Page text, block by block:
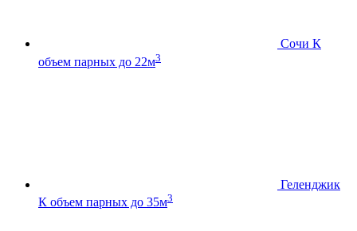
Сочи К
объем парных до 22м3
Геленджик
К объем парных до 35м3